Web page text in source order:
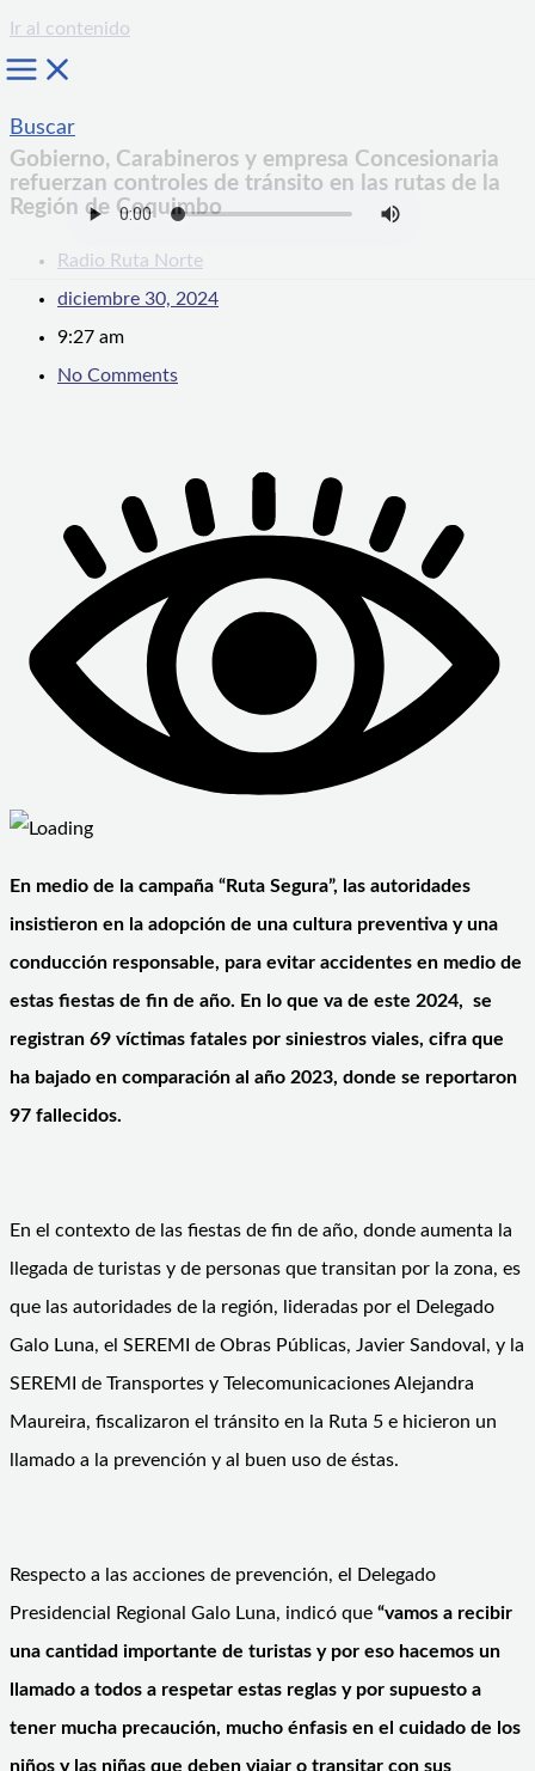
Ir al contenido
Buscar
Gobierno, Carabineros y empresa Concesionaria
refuerzan controles de tránsito en las rutas de la
Región de Coquimbo
Radio Ruta Norte
diciembre 30, 2024
9:27 am
No Comments
En medio de la campaña “Ruta Segura”, las autoridades
insistieron en la adopción de una cultura preventiva y una
conducción responsable, para evitar accidentes en medio de
estas fiestas de fin de año. En lo que va de este 2024, se
registran 69 víctimas fatales por siniestros viales, cifra que
ha bajado en comparación al año 2023, donde se reportaron
97 fallecidos.
En el contexto de las fiestas de fin de año, donde aumenta la
llegada de turistas y de personas que transitan por la zona, es
que las autoridades de la región, lideradas por el Delegado
Galo Luna, el SEREMI de Obras Públicas, Javier Sandoval, y la
SEREMI de Transportes y Telecomunicaciones Alejandra
Maureira, fiscalizaron el tránsito en la Ruta 5 e hicieron un
llamado a la prevención y al buen uso de éstas.
Respecto a las acciones de prevención, el Delegado
Presidencial Regional Galo Luna, indicó que “vamos a recibir
una cantidad importante de turistas y por eso hacemos un
llamado a todos a respetar estas reglas y por supuesto a
tener mucha precaución, mucho énfasis en el cuidado de los
niños y las niñas que deben viajar o transitar con sus